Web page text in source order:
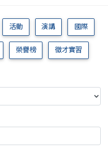
活動 演講 國際
榮譽榜 徵才實習